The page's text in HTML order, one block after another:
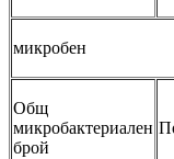
микробен
Общ
микробактериален
брой